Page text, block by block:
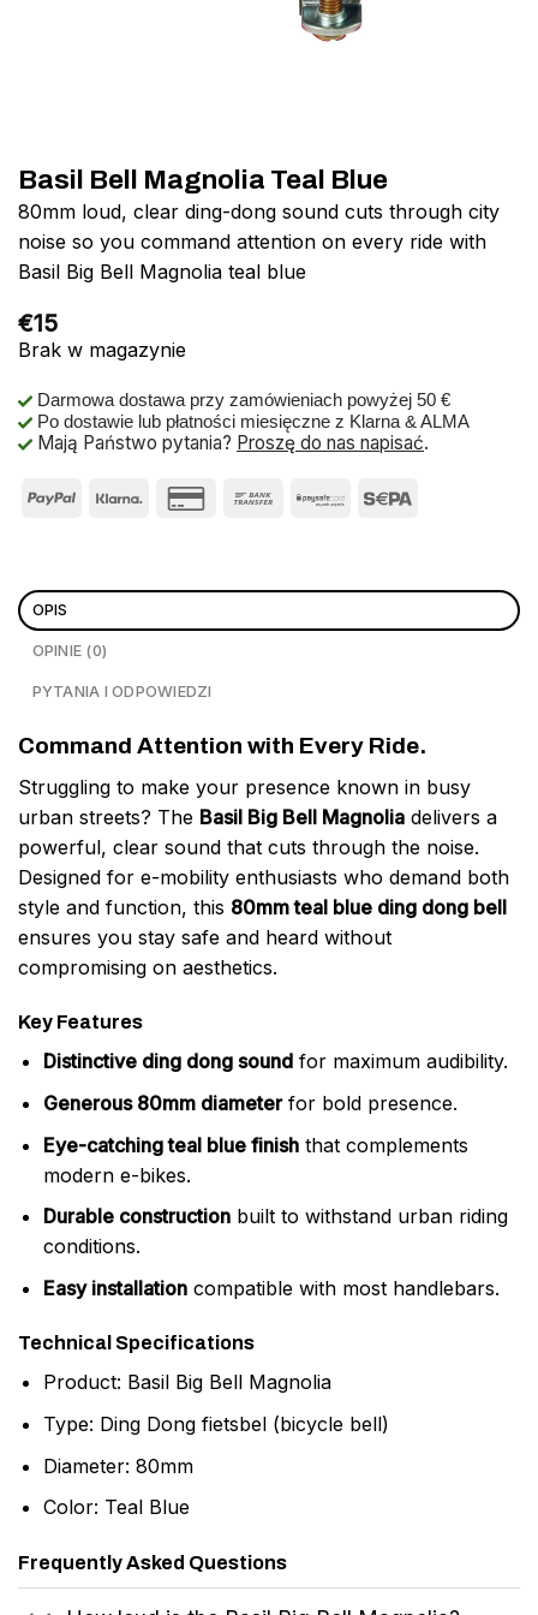
Basil Bell Magnolia Teal Blue
80mm loud, clear ding-dong sound cuts through city
noise so you command attention on every ride with
Basil Big Bell Magnolia teal blue
€15
Brak w magazynie
Darmowa dostawa przy zamówieniach powyżej 50 €
Po dostawie lub płatności miesięczne z Klarna & ALMA
Mają Państwo pytania? Proszę do nas napisać.
OPIS
OPINIE (0)
PYTANIA I ODPOWIEDZI
Command Attention with Every Ride.
Struggling to make your presence known in busy
urban streets? The Basil Big Bell Magnolia delivers a
powerful, clear sound that cuts through the noise.
Designed for e-mobility enthusiasts who demand both
style and function, this 80mm teal blue ding dong bell
ensures you stay safe and heard without
compromising on aesthetics.
Key Features
Distinctive ding dong soundfor maximum audibility.
Generous 80mm diameterfor bold presence.
Eye-catching teal blue finishthat complements
modern e-bikes.
Durable constructionbuilt to withstand urban riding
conditions.
Easy installationcompatible with most handlebars.
Technical Specifications
Product: Basil Big Bell Magnolia
Type: Ding Dong fietsbel (bicycle bell)
Diameter: 80mm
Color: Teal Blue
Frequently Asked Questions